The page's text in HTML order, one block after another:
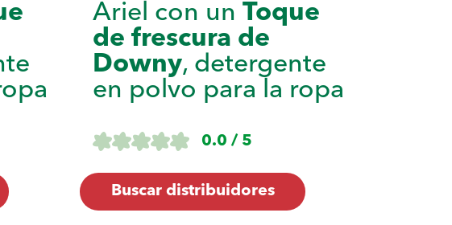
Ariel con un Toque
de frescura de
Downy, detergente
en polvo para la ropa
0.0 / 5
Buscar distribuidores